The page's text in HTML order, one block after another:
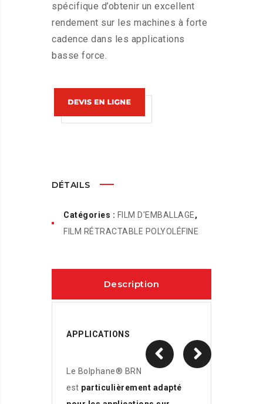
spécifique d’obtenir un excellent
rendement sur les machines à forte
cadence dans les applications
basse force.
DÉTAILS
Catégories : FILM D'EMBALLAGE,
FILM RÉTRACTABLE POLYOLÉFINE
Description
APPLICATIONS
Le Bolphane® BRN
est particulièrement adapté